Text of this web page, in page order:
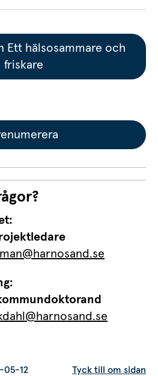
Ett hälsosammare och
friskare
05-12 Tyck till om sidan